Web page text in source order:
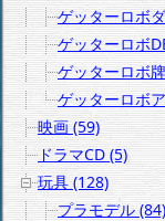
ゲッターロボ
ゲッターロボ
ゲッターロボ
ゲッターロボ
映画 (59)
ドラマCD (5)
玩具 (128)
プラモデル (84)